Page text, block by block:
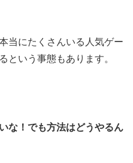
当にたくさんいる人気ゲー
という事態もあります。
な！でも方法はどうやるん